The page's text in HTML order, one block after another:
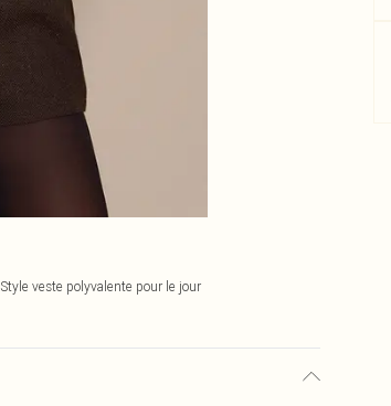
Style veste polyvalente pour le jour